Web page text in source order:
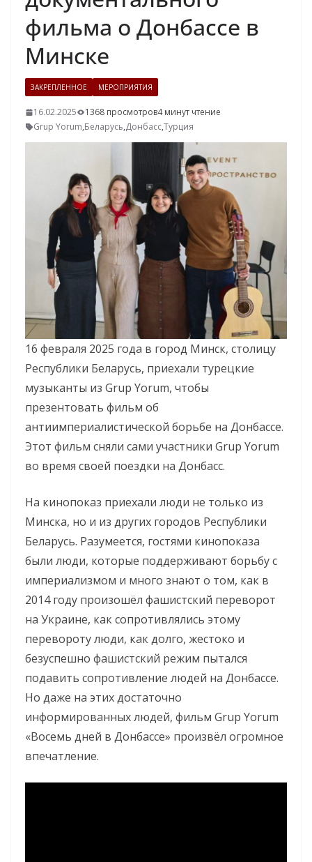
фильма о Донбассе в
Минске
ЗАКРЕПЛЕННОЕ МЕРОПРИЯТИЯ
16.02.2025 1368 просмотров4 минут чтение
Grup Yorum,Беларусь,Донбасс,Турция
16 февраля 2025 года в город Минск, столицу
Республики Беларусь, приехали турецкие
музыканты из Grup Yorum, чтобы
презентовать фильм об
антиимпериалистической борьбе на Донбассе.
Этот фильм сняли сами участники Grup Yorum
во время своей поездки на Донбасс.
На кинопоказ приехали люди не только из
Минска, но и из других городов Республики
Беларусь. Разумеется, гостями кинопоказа
были люди, которые поддерживают борьбу с
империализмом и много знают о том, как в
2014 году произошёл фашистский переворот
на Украине, как сопротивлялись этому
перевороту люди, как долго, жестоко и
безуспешно фашистский режим пытался
подавить сопротивление людей на Донбассе.
Но даже на этих достаточно
информированных людей, фильм Grup Yorum
«Восемь дней в Донбассе» произвёл огромное
впечатление.